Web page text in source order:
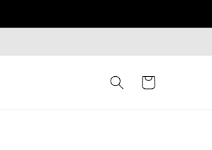
Warenkorb